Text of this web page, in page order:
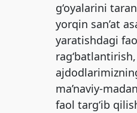
g‘oyalarini
yorqin san’at
yaratishdagi
rag‘batlantirish,
ma’naviy-
faol targ‘ib